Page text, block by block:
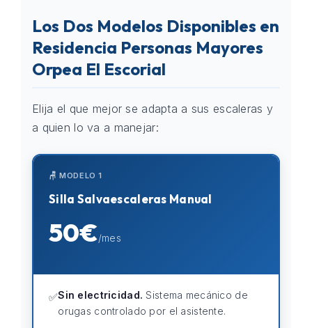
Los Dos Modelos Disponibles en
Residencia Personas Mayores
Orpea El Escorial
Elija el que mejor se adapta a sus escaleras y
a quien lo va a manejar:
🪑 MODELO 1
Silla Salvaescaleras Manual
50€/mes
✅Sin electricidad. Sistema mecánico de
orugas controlado por el asistente.